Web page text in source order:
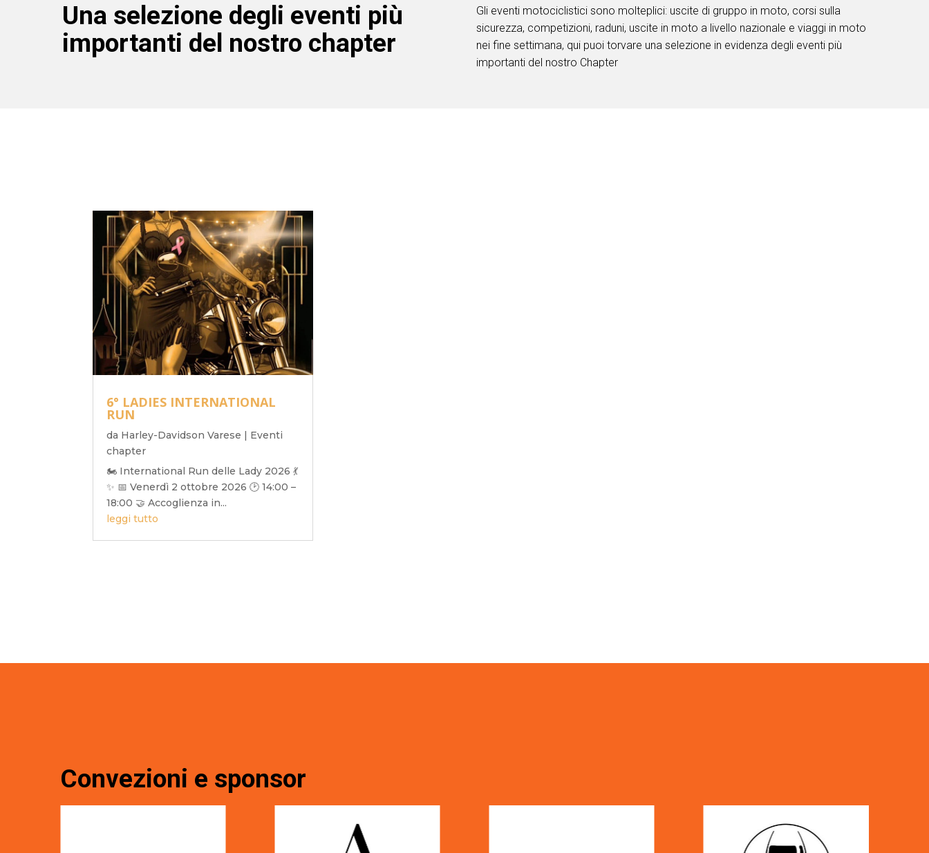
Una selezione degli eventi più
importanti del nostro chapter
Gli eventi motociclistici sono molteplici: uscite di gruppo in moto, corsi sulla
sicurezza, competizioni, raduni, uscite in moto a livello nazionale e viaggi in moto
nei fine settimana, qui puoi torvare una selezione in evidenza degli eventi più
importanti del nostro Chapter
6° LADIES INTERNATIONAL
RUN
da Harley-Davidson Varese | Eventi
chapter
🏍️ International Run delle Lady 2026 💃
✨ 📅 Venerdì 2 ottobre 2026 🕑 14:00 –
18:00 🤝 Accoglienza in...
leggi tutto
Convezioni e sponsor